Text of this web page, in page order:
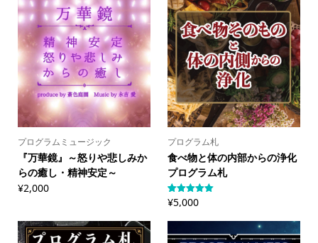
プログラムミュージック
『万華鏡』～怒りや悲しみか
らの癒し・精神安定～
¥2,000
プログラム札
食べ物と体の内部からの浄化
プログラム札
1
件の利用者
評価に基づ
5.00点
¥5,000